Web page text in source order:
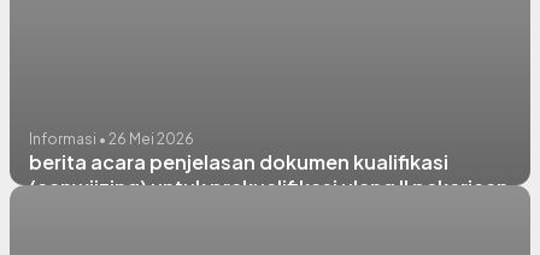
Informasi • 26 Mei 2026
berita acara penjelasan dokumen kualifikasi
(aanwijzing) untuk prakualifikasi ulang II pekerjaan